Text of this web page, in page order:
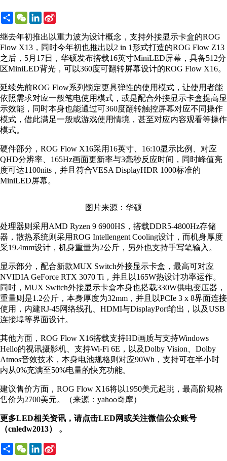
ShareWeChatLinkedIn
继去年初推出以重力波为设计概念，支持外接显示卡盒的ROG
Flow X13，同时今年初也推出以2 in 1形式打造的ROG Flow Z13
之后，5月17日，华硕发布搭载16英寸MiniLED屏幕，具备512分
区MiniLED背光，可以360度可翻转屏幕设计的ROG Flow X16。
延续先前ROG Flow系列锁定更具弹性的使用模式，让使用者能
依照需求对应一般笔电使用模式，或是配合外接显示卡盒提高显
示效能，同时本身也能通过可360度翻转触控屏幕对应不同操作
模式，借此满足一般或游戏使用情境，甚至对应内容观看等操作
模式。
硬件部分，ROG Flow X16采用16英寸、16:10显示比例、对应
QHD分辨率、165Hz画面更新率与3毫秒反应时间，同时峰值亮
度可达1100nits，并且符合VESA DisplayHDR 1000标准的
MiniLED屏幕。
图片来源：华硕
处理器则采用AMD Ryzen 9 6900HS，搭载DDR5-4800Hz存储
器，散热系统则采用ROG Intellengent Cooling设计，而机身厚度
采19.4mm设计，机身重量为2公斤，另外也支持手写笔输入。
显示部分，配合新款MUX Switch外接显示卡盒，最高可对应
NVIDIA GeForce RTX 3070 Ti，并且以165W热设计功率运作。
同时，MUX Switch外接显示卡盒本身也搭载330W供电变压器，
重量则是1.2公斤，本身厚度为32mm，并且以PCIe 3 x 8界面连接
使用，内建RJ-45网络线孔、HDMI与DisplayPort输出，以及USB
连接埠等界面设计。
其他方面，ROG Flow X16搭载支持HD画质与支持Windows
Hello的视讯摄影机、支持Wi-Fi 6E，以及Dolby Vision、Dolby
Atmos音效技术，本身电池规格则对应90Wh，支持可在半小时
内从0%充满至50%电量的快充功能。
建议售价方面，ROG Flow X16将以1950美元起跳，最高阶规格
售价为2700美元。（来源：yahoo奇摩）
更多LED相关资讯，请点击LED网或关注微信公众账号
（cnledw2013） 。
ShareWeChatLinkedIn